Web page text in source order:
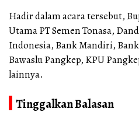
Hadir dalam acara tersebut,
Utama PT Semen Tonasa,
Indonesia, Bank Mandiri, Bank
Bawaslu Pangkep, KPU
lainnya.
Tinggalkan Balasan